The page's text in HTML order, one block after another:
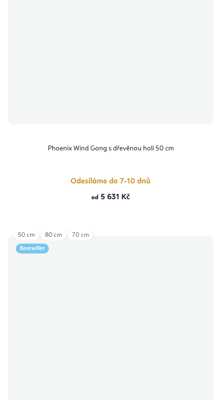
Phoenix Wind Gong s dřevěnou holí 50 cm
Odesíláme do 7-10 dnů
od 5 631 Kč
Bestseller
50 cm 80 cm 70 cm